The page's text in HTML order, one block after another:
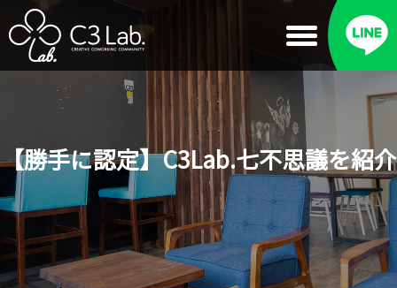
【勝手に認定】C3Lab.七不思議を紹介